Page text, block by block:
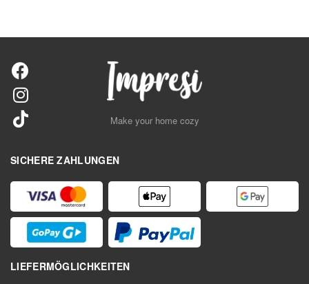
Make your home cozy
SICHERE ZAHLUNGEN
LIEFERMÖGLICHKEITEN